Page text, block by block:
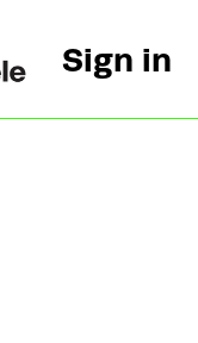
Go back
Sign in